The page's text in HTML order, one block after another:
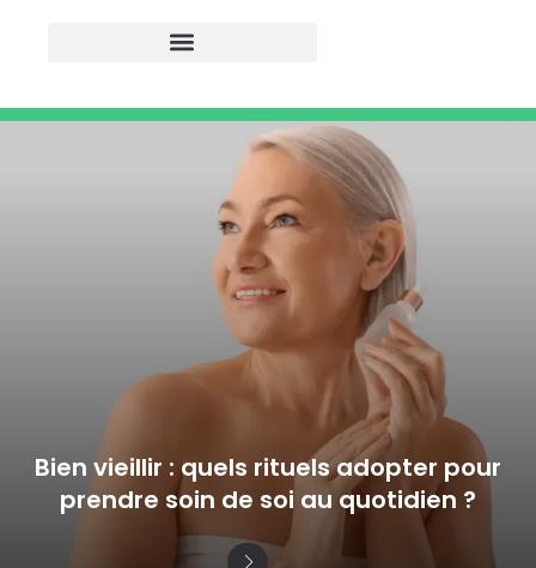
Bien vieillir : quels rituels adopter pour
prendre soin de soi au quotidien ?